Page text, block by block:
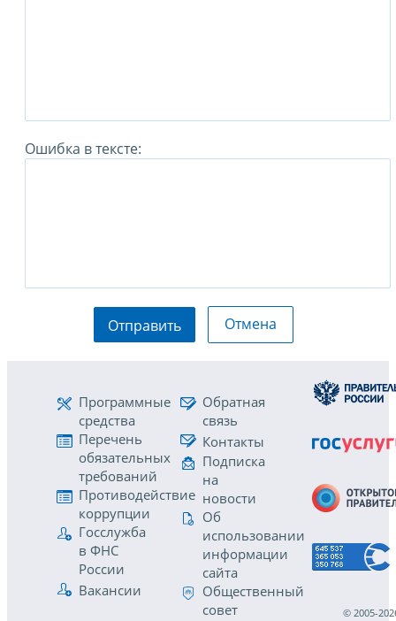
Ошибка в тексте:
Отправить Отмена
Программные
средства
Перечень
обязательных
требований
Противодействие
коррупции
Госслужба
в ФНС
России
Вакансии
Обратная
связь
Контакты
Подписка
на
новости
Об
использовании
информации
сайта
Общественный
совет
© 2005-